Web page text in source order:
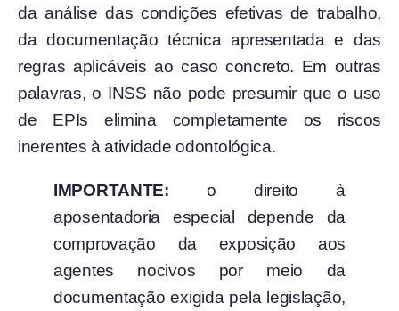
da análise das condições efetivas de trabalho,
da documentação técnica apresentada e das
regras aplicáveis ao caso concreto. Em outras
palavras, o INSS não pode presumir que o uso
de EPIs elimina completamente os riscos
inerentes à atividade odontológica.
IMPORTANTE: o direito à
aposentadoria especial depende da
comprovação da exposição aos
agentes nocivos por meio da
documentação exigida pela legislação,